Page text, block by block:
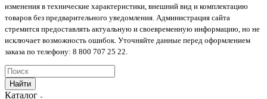
изменения в технические характеристики, внешний вид и комплектацию
товаров без предварительного уведомления. Администрация сайта
стремится предоставлять актуальную и своевременную информацию, но не
исключает возможность ошибок. Уточняйте данные перед оформлением
заказа по телефону: 8 800 707 25 22.
Найти
Каталог